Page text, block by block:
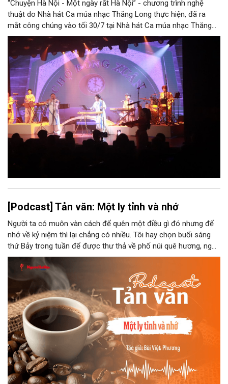
“Chuyện Hà Nội - Một ngày rất Hà Nội” - chương trình nghệ
thuật do Nhà hát Ca múa nhạc Thăng Long thực hiện, đã ra
mắt công chúng vào tối 30/7 tại Nhà hát Ca múa nhạc Thăng
Long (số 31 - 33 phố Lương Văn Can, phường Hoàn Kiếm).
[Podcast] Tản văn: Một ly tỉnh và nhớ
Người ta có muôn vàn cách để quên một điều gì đó nhưng để
nhớ về kỷ niệm thì lại chẳng có nhiều. Tôi hay chọn buổi sáng
thứ Bảy trong tuần để được thư thả về phố núi quê hương, ngồi
đợi giọt đắng của đất đai, mưa nắng điểm từng nhịp xuống
chiếc ly sứ như đợi thời gian mở cánh cửa diệu kì của mình.